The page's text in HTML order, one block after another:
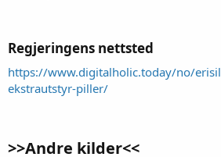
Regjeringens nettsted
https://www.digitalholic.today/no/
ekstrautstyr-piller/
>>Andre kilder<<​